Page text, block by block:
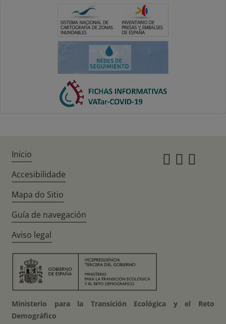
Inicio
Accesibilidade
Mapa do Sitio
Guía de navegación
Aviso legal
Ministerio para la Transición Ecológica y el Reto
Demográfico